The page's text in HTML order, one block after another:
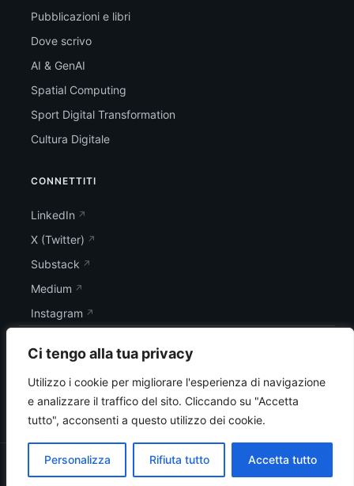
Ci tengo alla tua privacy
Utilizzo i cookie per migliorare l'esperienza di navigazione
e analizzare il traffico del sito. Cliccando su "Accetta
tutto", acconsenti a questo utilizzo dei cookie.
Personalizza Rifiuta tutto Accetta tutto
Pubblicazioni e libri
Dove scrivo
AI & GenAI
Spatial Computing
Sport Digital Transformation
Cultura Digitale
CONNETTITI
LinkedIn
X (Twitter)
Substack
Medium
Instagram